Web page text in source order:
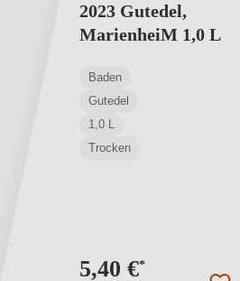
2023 Gutedel,
MarienheiM 1,0 L
Baden
Gutedel
1,0 L
Trocken
5,40 €*